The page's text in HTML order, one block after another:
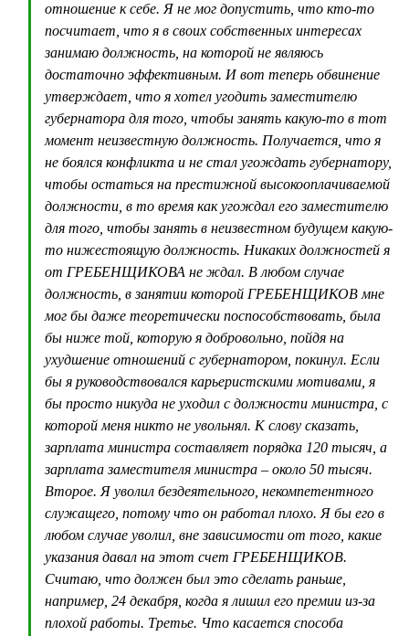
отношение к себе. Я не мог допустить, что кто-то
посчитает, что я в своих собственных интересах
занимаю должность, на которой не являюсь
достаточно эффективным. И вот теперь обвинение
утверждает, что я хотел угодить заместителю
губернатора для того, чтобы занять какую-то в тот
момент неизвестную должность. Получается, что я
не боялся конфликта и не стал угождать губернатору,
чтобы остаться на престижной высокооплачиваемой
должности, в то время как угождал его заместителю
для того, чтобы занять в неизвестном будущем какую-
то нижестоящую должность. Никаких должностей я
от ГРЕБЕНЩИКОВА не ждал. В любом случае
должность, в занятии которой ГРЕБЕНЩИКОВ мне
мог бы даже теоретически поспособствовать, была
бы ниже той, которую я добровольно, пойдя на
ухудшение отношений с губернатором, покинул. Если
бы я руководствовался карьеристскими мотивами, я
бы просто никуда не уходил с должности министра, с
которой меня никто не увольнял. К слову сказать,
зарплата министра составляет порядка 120 тысяч, а
зарплата заместителя министра – около 50 тысяч.
Второе. Я уволил бездеятельного, некомпетентного
служащего, потому что он работал плохо. Я бы его в
любом случае уволил, вне зависимости от того, какие
указания давал на этот счет ГРЕБЕНЩИКОВ.
Считаю, что должен был это сделать раньше,
например, 24 декабря, когда я лишил его премии из-за
плохой работы. Третье. Что касается способа